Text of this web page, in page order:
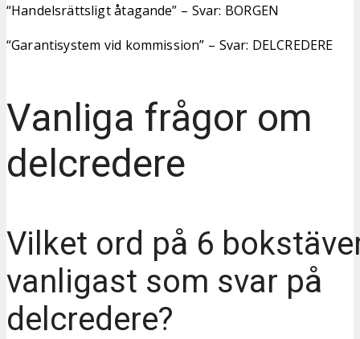
“Handelsrättsligt åtagande” – Svar: BORGEN
“Garantisystem vid kommission” – Svar: DELCREDERE
Vanliga frågor om
delcredere
Vilket ord på 6
vanligast som svar på
delcredere?